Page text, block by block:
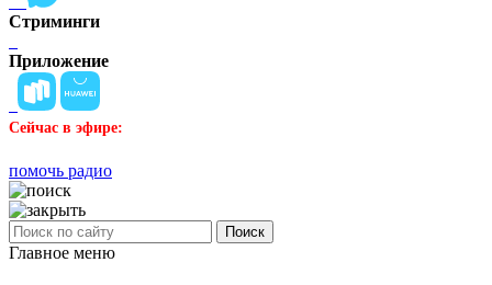
Стриминги
Приложение
Сейчас в эфире:
помочь радио
Поиск
Главное меню